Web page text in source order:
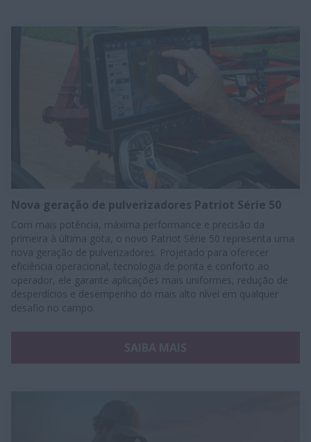
Nova geração de pulverizadores Patriot Série 50
Com mais potência, máxima performance e precisão da
primeira à última gota, o novo Patriot Série 50 representa uma
nova geração de pulverizadores. Projetado para oferecer
eficiência operacional, tecnologia de ponta e conforto ao
operador, ele garante aplicações mais uniformes, redução de
desperdícios e desempenho do mais alto nível em qualquer
desafio no campo.